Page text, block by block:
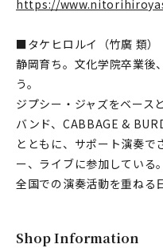
https://
■タケヒロルイ（竹廣 類）
静岡育ち。文化学院卒業後
う。
ジプシー・ジャズをベース
バンド、CABBAGE &
とともに、サポート演奏で
ー、ライブに参加している。
全国での演奏活動を重ねる
Shop Information